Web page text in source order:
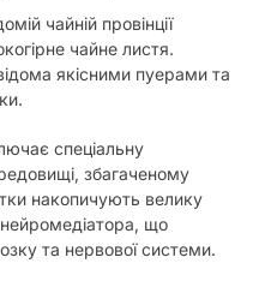
чайній провінції
чайне листя.
якісними пуерами та
спеціальну
збагаченому
накопичують велику
нейромедіатора, що
та нервової системи.